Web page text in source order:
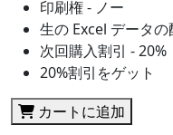
印刷権 - ノー
生の Excel データの
次回購入割引 - 20%
20%割引をゲット
カートに追加